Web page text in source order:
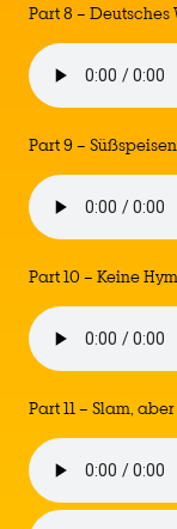
Part 8 –
Part 9 –
Part 10 – Keine
Part 11 – Slam,